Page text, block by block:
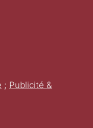
; Publicité &